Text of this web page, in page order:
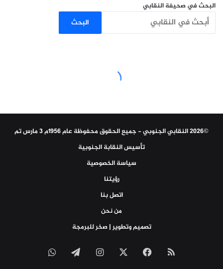
البحث في صحيفة النقابي
البحث
©2026 النقابي الجنوبي - جميع الحقوق محفوظة عام 1956م 3 مارس تم
تأسيس النقابة الجنوبية
سياسة الخصوصية
رؤيتنا
اتصل بنا
من نحن
تصميم وتطوير | صخر للبرمجة
ملخصفيسبوك انستقرامتيلقرامواتساب